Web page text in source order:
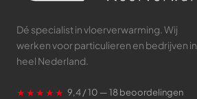
Dé specialist in vloerverwarming. Wij
werken voor particulieren en bedrijven in
heel Nederland.
★★★★★ 9,4 / 10 — 18 beoordelingen